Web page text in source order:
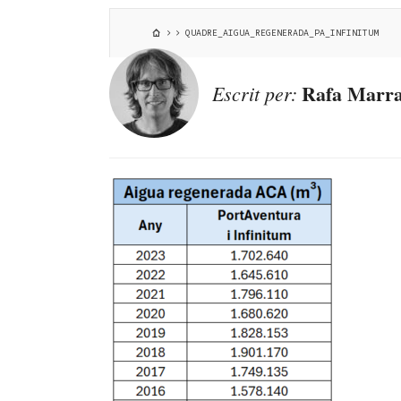
QUADRE_AIGUA_REGENERADA_PA_INFINITUM
Escrit per: Rafa